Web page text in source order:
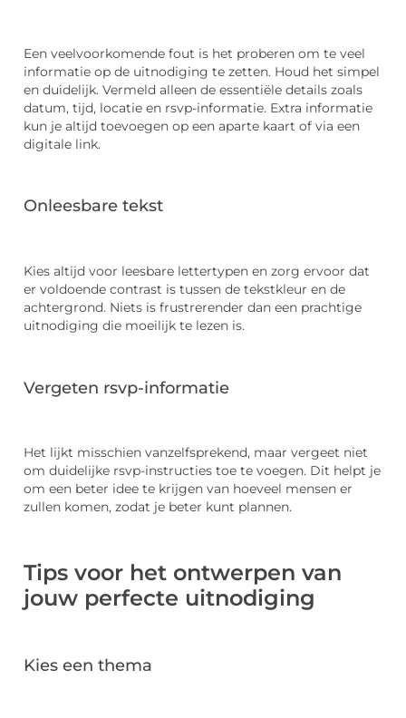
Een veelvoorkomende fout is het proberen om te veel
informatie op de uitnodiging te zetten. Houd het simpel
en duidelijk. Vermeld alleen de essentiële details zoals
datum, tijd, locatie en rsvp-informatie. Extra informatie
kun je altijd toevoegen op een aparte kaart of via een
digitale link.
Onleesbare tekst
Kies altijd voor leesbare lettertypen en zorg ervoor dat
er voldoende contrast is tussen de tekstkleur en de
achtergrond. Niets is frustrerender dan een prachtige
uitnodiging die moeilijk te lezen is.
Vergeten rsvp-informatie
Het lijkt misschien vanzelfsprekend, maar vergeet niet
om duidelijke rsvp-instructies toe te voegen. Dit helpt je
om een beter idee te krijgen van hoeveel mensen er
zullen komen, zodat je beter kunt plannen.
Tips voor het ontwerpen van
jouw perfecte uitnodiging
Kies een thema